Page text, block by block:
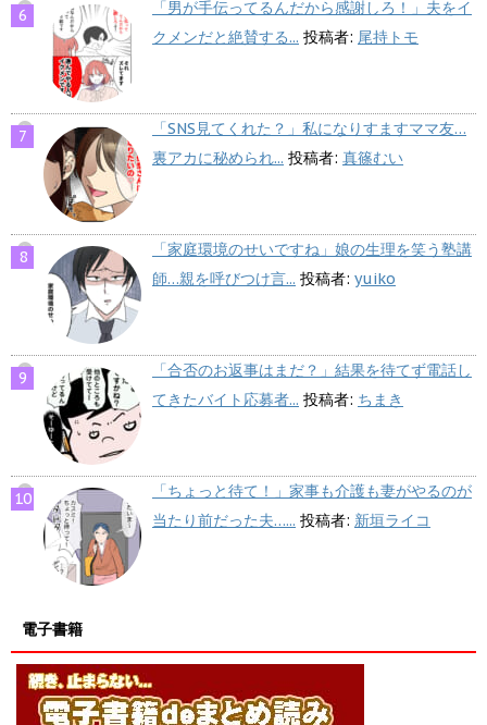
「男が手伝ってるんだから感謝しろ！」夫をイ
クメンだと絶賛する... 投稿者: 尾持トモ
「SNS見てくれた？」私になりすますママ友…
裏アカに秘められ... 投稿者: 真篠むい
「家庭環境のせいですね」娘の生理を笑う塾講
師…親を呼びつけ言... 投稿者: yuiko
「合否のお返事はまだ？」結果を待てず電話し
てきたバイト応募者... 投稿者: ちまき
「ちょっと待て！」家事も介護も妻がやるのが
当たり前だった夫…... 投稿者: 新垣ライコ
電子書籍